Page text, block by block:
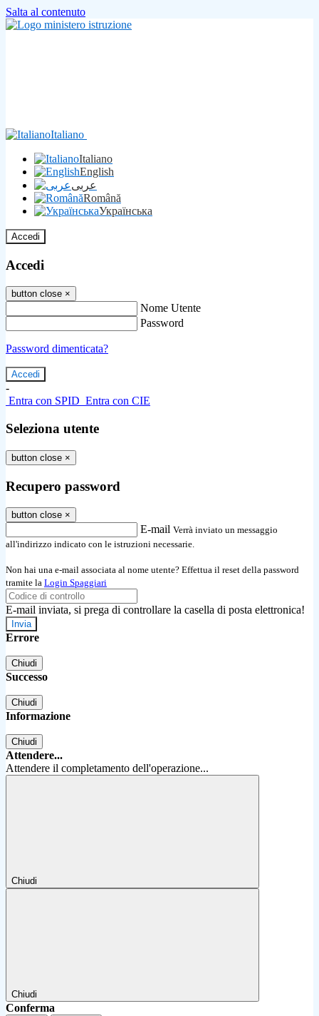
Salta al contenuto
Italiano
Italiano
English
عربى
Română
Українська
Accedi
Accedi
button close ×
Nome Utente
Password
Password dimenticata?
-
Entra con SPID Entra con CIE
Seleziona utente
button close ×
Recupero password
button close ×
E-mail Verrà inviato un messaggio
all'indirizzo indicato con le istruzioni necessarie.
Non hai una e-mail associata al nome utente? Effettua il reset della password
tramite la Login Spaggiari
E-mail inviata, si prega di controllare la casella di posta elettronica!
Errore
Chiudi
Successo
Chiudi
Informazione
Chiudi
Attendere...
Attendere il completamento dell'operazione...
Chiudi
Chiudi
Conferma